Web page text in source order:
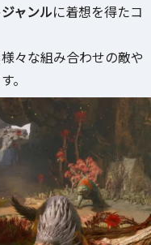
ャンルに着想を得たコ
々な組み合わせの敵や
。